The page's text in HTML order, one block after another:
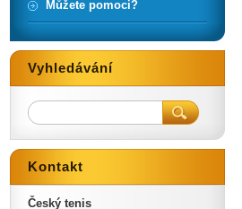
Můžete pomoci?
Vyhledávání
Kontakt
Český tenis